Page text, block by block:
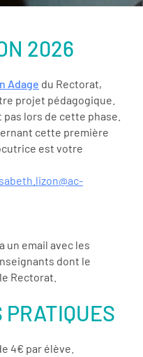
2026
Adage du Rectorat,
projet pédagogique.
lors de cette phase.
cette première
est votre
un email avec les
dont le
Rectorat.
PRATIQUES
4€ par élève.